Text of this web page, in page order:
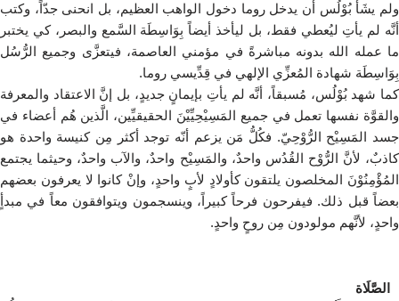
ولم يشَأ بُوْلُس أن يدخل روما دخول الواهب العظيم، بل انحنى جدّاً، وكتب
أنَّه لم يأتِ ليُعطي فقط، بل ليأخذ أيضاً بِوَاسِطَة السَّمع والبصر، كي يختبر
ما عمله الله بدونه مباشرةً في مؤمني العاصمة، فيتعزَّى وجميع الرُّسُل
بِوَاسِطَة شهادة المُعزِّي الإلهي في قِدِّيسي روما.
كما شهد بُوْلُس، مُسبقاً، أنَّه لم يأتِ بإيمانٍ جديدٍ، بل إنَّ الاعتقاد والمعرفة
والقوَّة نفسها تعمل في جميع المَسِيْحِيِّيْنَ الحقيقيِّين، الَّذين هُم أعضاء في
جسد المَسِيْح الرُّوْحِيّ. فكُلُّ مَن يزعم أنّه توجد أكثر مِن كنيسة واحدة هو
كاذبٌ، لأنَّ الرُّوْح القُدُس واحدٌ، والمَسِيْح واحدٌ، والآب واحدٌ، وحيثما يجتمع
المُؤْمِنُوْنَ المخلصون يلتقون كأولادٍ لأبٍ واحدٍ، وإنْ كانوا لا يعرفون بعضهم
بعضاً قبل ذلك. فيفرحون فرحاً كبيراً، وينسجمون ويتوافقون معاً في مبدأٍ
واحدٍ، لأنَّهم مولودون مِن روحٍ واحدٍ.
الصَّلَاة